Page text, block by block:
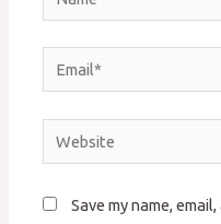
Email*
Website
Save my name,